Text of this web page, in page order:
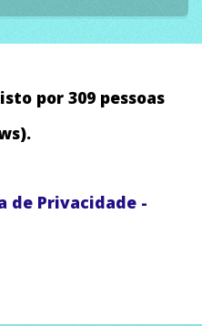
por 309 pessoas
de Privacidade -